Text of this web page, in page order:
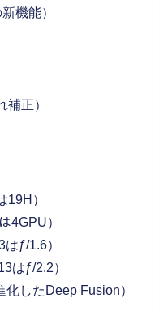
機能）
補正）
19H）
4GPU）
ƒ/1.6）
はƒ/2.2）
したDeep Fusion）